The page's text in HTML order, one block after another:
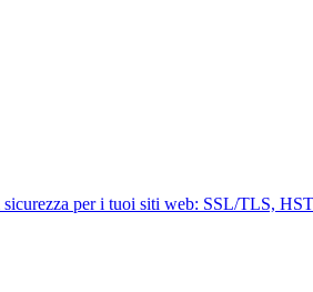
per i tuoi siti web: SSL/TLS,